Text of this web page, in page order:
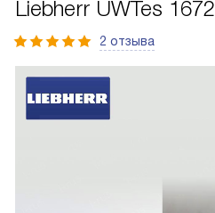
Liebherr UWTes 1672
2 отзыва